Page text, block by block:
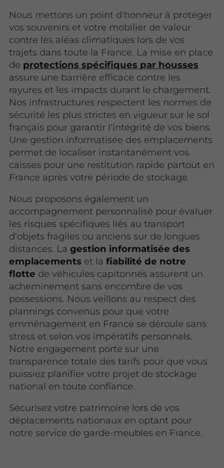
Nous mettons un point d'honneur à protéger
vos souvenirs et votre mobilier de valeur
contre les aléas climatiques lors de vos
trajets dans toute la France. La mise en place
de protections spécifiques par housses
assure une barrière efficace contre les
rayures et les impacts durant le chargement.
Nos infrastructures respectent les normes de
sécurité les plus strictes en vigueur sur le sol
français pour garantir l'intégrité de vos biens.
Une gestion informatisée des emplacements
permet de localiser instantanément vos
caisses pour une restitution rapide partout en
France après votre période de stockage.
Nous proposons également un
accompagnement personnalisé pour évaluer
les risques spécifiques liés au transport
d'objets fragiles ou anciens sur de longues
distances. Lagestion informatisée des
emplacements et lafiabilité de notre
flotte de véhicules capitonnés assurent un
acheminement sans encombre de vos
possessions. Nous veillons au respect des
plannings convenus pour que votre
emménagement en France se déroule sans
stress et selon vos impératifs personnels.
Notre engagement porte sur une
transparence totale des tarifs pour que vous
puissiez planifier votre projet de stockage
national en toute confiance.
Sécurisez votre patrimoine lors de vos
déplacements nationaux en optant pour
notre service de garde-meubles en France.